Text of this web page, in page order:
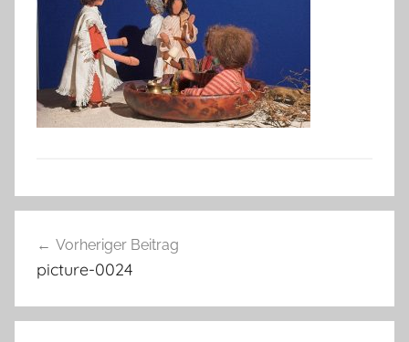
Vorheriger Beitrag
picture-0024